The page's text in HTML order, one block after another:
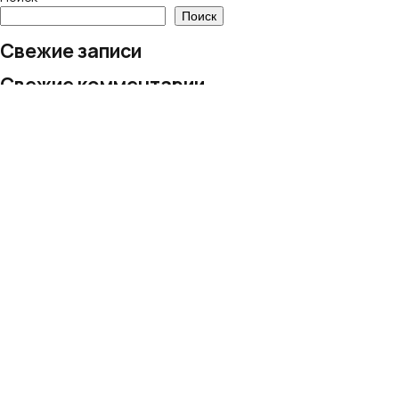
Поиск
Свежие записи
Свежие комментарии